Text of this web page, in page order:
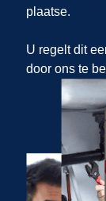
plaatse.
U regelt dit
door ons te